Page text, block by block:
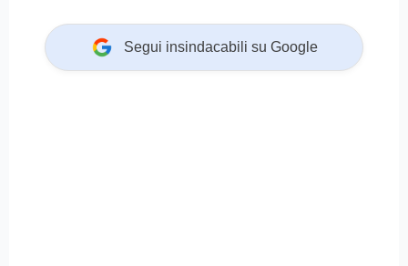
Segui insindacabili su Google